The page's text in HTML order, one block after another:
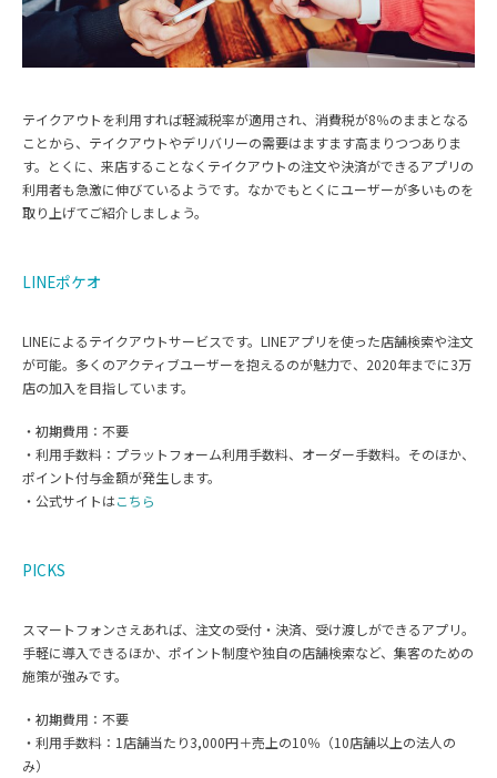
テイクアウトを利用すれば軽減税率が適用され、消費税が8％のままとなる
ことから、テイクアウトやデリバリーの需要はますます高まりつつありま
す。とくに、来店することなくテイクアウトの注文や決済ができるアプリの
利用者も急激に伸びているようです。なかでもとくにユーザーが多いものを
取り上げてご紹介しましょう。
LINEポケオ
LINEによるテイクアウトサービスです。LINEアプリを使った店舗検索や注文
が可能。多くのアクティブユーザーを抱えるのが魅力で、2020年までに3万
店の加入を目指しています。
・初期費用：不要
・利用手数料：プラットフォーム利用手数料、オーダー手数料。そのほか、
ポイント付与金額が発生します。
・公式サイトはこちら
PICKS
スマートフォンさえあれば、注文の受付・決済、受け渡しができるアプリ。
手軽に導入できるほか、ポイント制度や独自の店舗検索など、集客のための
施策が強みです。
・初期費用：不要
・利用手数料：1店舗当たり3,000円＋売上の10％（10店舗以上の法人の
み）